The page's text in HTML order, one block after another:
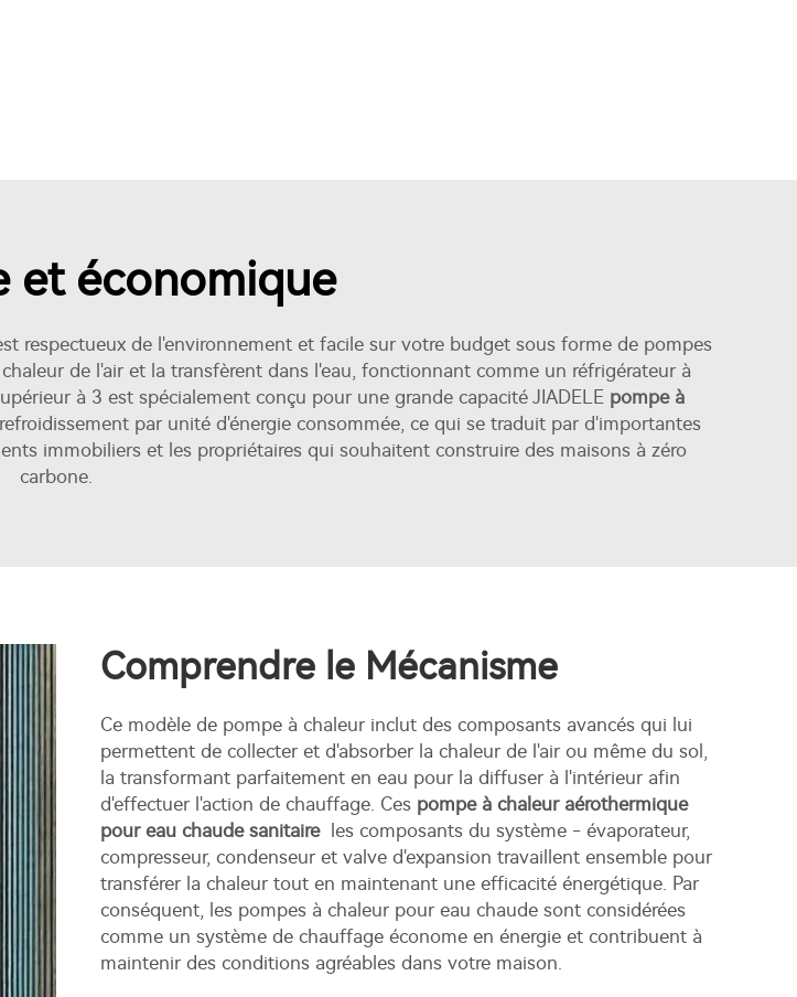
et économique
respectueux de l'environnement et facile sur votre budget sous forme de pompes
de l'air et la transfèrent dans l'eau, fonctionnant comme un réfrigérateur à
à 3 est spécialement conçu pour une grande capacité JIADELE pompe à
par unité d'énergie consommée, ce qui se traduit par d'importantes
immobiliers et les propriétaires qui souhaitent construire des maisons à zéro
carbone.
Comprendre le Mécanisme
Ce modèle de pompe à chaleur inclut des composants avancés qui lui
permettent de collecter et d'absorber la chaleur de l'air ou même du sol,
la transformant parfaitement en eau pour la diffuser à l'intérieur afin
d'effectuer l'action de chauffage. Ces pompe à chaleur aérothermique
pour eau chaude sanitaire les composants du système - évaporateur,
compresseur, condenseur et valve d'expansion travaillent ensemble pour
transférer la chaleur tout en maintenant une efficacité énergétique. Par
conséquent, les pompes à chaleur pour eau chaude sont considérées
comme un système de chauffage économe en énergie et contribuent à
maintenir des conditions agréables dans votre maison.